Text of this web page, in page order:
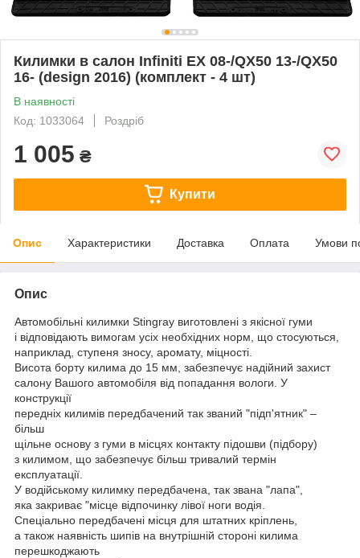
Килимки в салон Infiniti EX 08-/QX50 13-/QX50
16- (design 2016) (комплект - 4 шт)
В наявності
Код: 1033064
Роздріб
1 005 ₴
Купити
Опис Характеристики Доставка Оплата Умови
Опис
Автомобільні килимки Stingray виготовлені з якісної гуми
і відповідають вимогам усіх необхідних норм, що стосуються,
наприклад, ступеня зносу, аромату, міцності.
Висота борту килима до 15 мм, забезпечує надійний захист
салону Вашого автомобіля від попадання вологи. У
конструкції
передніх килимів передбачений так званий "підп'ятник" –
більш
щільне основу з гуми в місцях контакту підошви (підбору)
з килимом, що забезпечує більш тривалий термін
експлуатації.
У водійському килимку передбачена, так звана "лапа",
яка закриває "місце відпочинку лівої ноги водія.
Спеціально передбачені місця для штатних кріплень,
а також наявність шипів на внутрішній стороні килима
перешкоджають